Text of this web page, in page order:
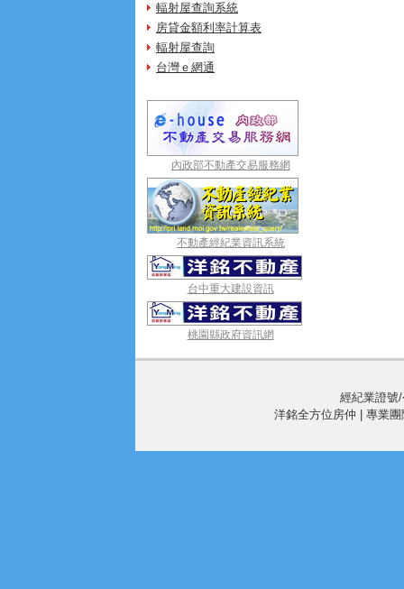
輻射屋查詢系統
房貸金額利率計算表
輻射屋查詢
台灣ｅ網通
內政部不動產交易服務網
不動產經紀業資訊系統
台中重大建設資訊
桃園縣政府資訊網
經紀業證
洋銘全方位房仲 | 專業